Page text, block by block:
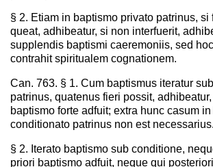
§ 2. Etiam in baptismo privato patrinus, si
queat, adhibeatur, si non interfuerit,
supplendis baptismi caeremoniis, sed
contrahit spiritualem cognationem.
Can. 763. § 1. Cum baptismus iteratur
patrinus, quatenus fieri possit,
baptismo forte adfuit; extra hunc casum
conditionato patrinus non est necessarius.
§ 2. Iterato baptismo sub conditione,
priori baptismo adfuit, neque qui